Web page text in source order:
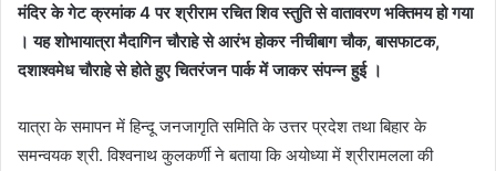
मंदिर के गेट क्रमांक 4 पर श्रीराम रचित शिव स्तुति से वातावरण भक्तिमय हो गया
। यह शोभायात्रा मैदागिन चौराहे से आरंभ होकर नीचीबाग चौक, बासफाटक,
दशाश्‍वमेध चौराहे से होते हुए चितरंजन पार्क में जाकर संपन्न हुई ।
यात्रा के समापन में हिन्दू जनजागृति समिति के उत्तर प्रदेश तथा बिहार के
समन्वयक श्री. विश्‍वनाथ कुलकर्णी ने बताया कि अयोध्या में श्रीरामलला की